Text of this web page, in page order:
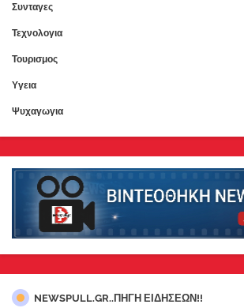
Συνταγες
Τεχνολογια
Τουρισμος
Υγεια
Ψυχαγωγια
NEWSPULL.GR..ΠΗΓΗ ΕΙΔΗΣΕΩΝ!!